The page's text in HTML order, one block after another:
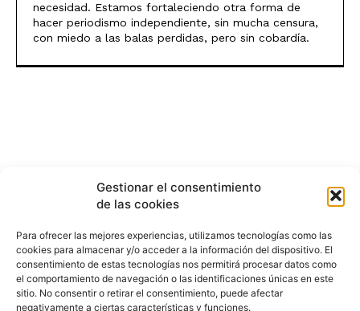
Gestionar el consentimiento
de las cookies
Para ofrecer las mejores experiencias, utilizamos tecnologías como las
cookies para almacenar y/o acceder a la información del dispositivo. El
consentimiento de estas tecnologías nos permitirá procesar datos como
el comportamiento de navegación o las identificaciones únicas en este
sitio. No consentir o retirar el consentimiento, puede afectar
negativamente a ciertas características y funciones.
necesidad. Estamos fortaleciendo otra forma de
hacer periodismo independiente, sin mucha censura,
con miedo a las balas perdidas, pero sin cobardía.